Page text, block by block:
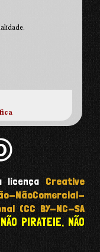
licença Creative
(CC BY-NC-SA
PIRATEIE, NÃO